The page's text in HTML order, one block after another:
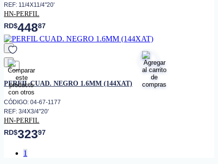
REF: 11/4X11/4"20'
HN-PERFIL
RD$44887
favorito
PERFIL CUAD. NEGRO 1.6MM (144XAT)
CÓDIGO: 04-67-1177
REF: 3/4X3/4"20'
HN-PERFIL
RD$32397
1